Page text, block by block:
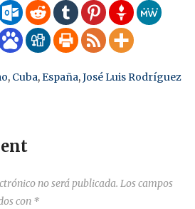
, Cuba,España,José Luis Rodríguez
no será publicada. Los campos
con *